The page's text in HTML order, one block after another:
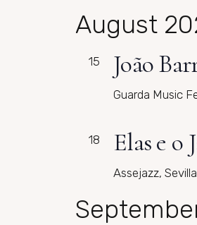
August
15 João
Guarda Music
18 Elas e o
Assejazz,